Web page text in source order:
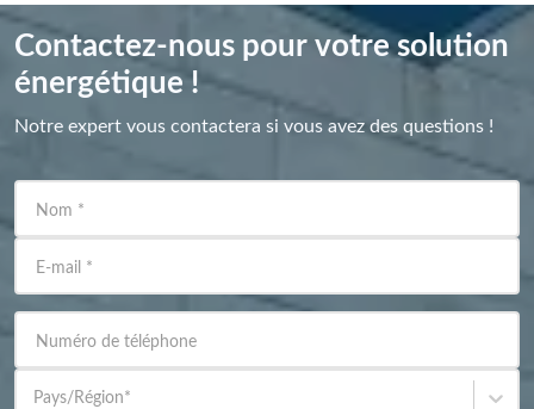
Contactez-nous pour votre solution
énergétique !
Notre expert vous contactera si vous avez des questions !
Nom *
E-mail *
Numéro de téléphone
Pays/Région*